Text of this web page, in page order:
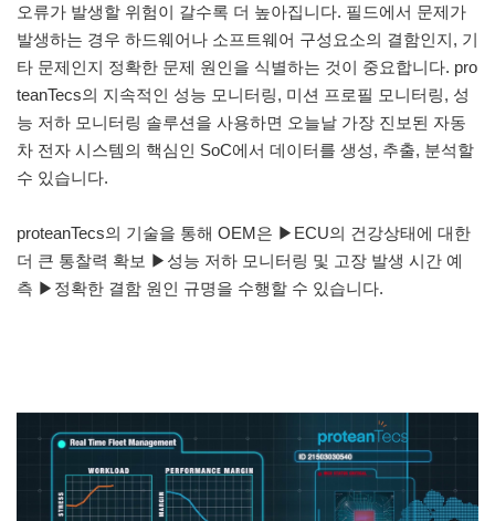
오류가 발생할 위험이 갈수록 더 높아집니다. 필드에서 문제가
발생하는 경우 하드웨어나 소프트웨어 구성요소의 결함인지, 기
타 문제인지 정확한 문제 원인을 식별하는 것이 중요합니다. pro
teanTecs의 지속적인 성능 모니터링, 미션 프로필 모니터링, 성
능 저하 모니터링 솔루션을 사용하면 오늘날 가장 진보된 자동
차 전자 시스템의 핵심인 SoC에서 데이터를 생성, 추출, 분석할
수 있습니다.
proteanTecs의 기술을 통해 OEM은 ▶ECU의 건강상태에 대한
더 큰 통찰력 확보 ▶성능 저하 모니터링 및 고장 발생 시간 예
측 ▶정확한 결함 원인 규명을 수행할 수 있습니다.